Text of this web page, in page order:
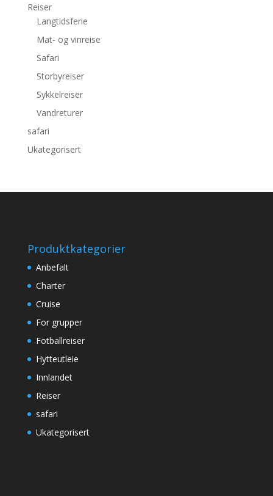
Reiser
Langtidsferie
Mat- og vinreise
Safari
Storbyreiser
Sykkelreiser
Vandreturer
safari
Ukategorisert
Produktkategorier
Anbefalt
Charter
Cruise
For grupper
Fotballreiser
Hytteutleie
Innlandet
Reiser
safari
Ukategorisert